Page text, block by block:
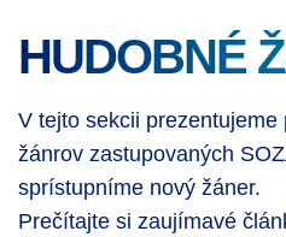
HUDOBNÉ
V tejto sekcii prezentujeme
žánrov zastupovaných
sprístupníme nový žáner.
Prečítajte si zaujímavé